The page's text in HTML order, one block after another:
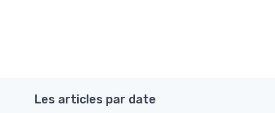
Les articles par date